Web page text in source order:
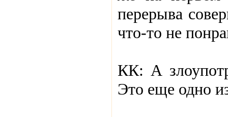
перерыва
что-то не
КК: А
Это еще одно